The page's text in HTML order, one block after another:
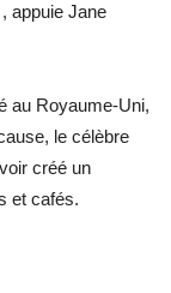
appuie Jane
au Royaume-Uni,
le célèbre
créé un
et cafés.